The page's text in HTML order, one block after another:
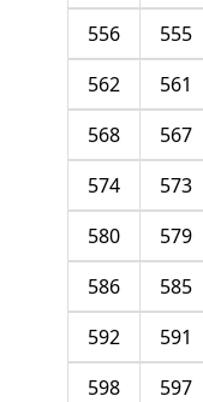
555
556
561
562
567
568
573
574
579
580
585
586
591
592
597
598